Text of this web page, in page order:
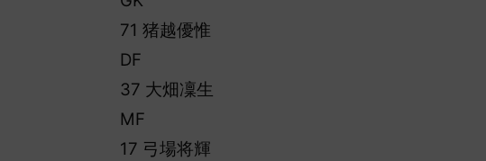
71 猪越優惟
DF
37 大畑凜生
MF
17 弓場将輝